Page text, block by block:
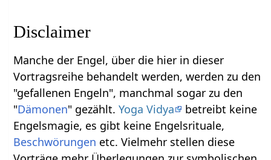
Disclaimer
Manche der Engel, über die hier in dieser
Vortragsreihe behandelt werden, werden zu den
"gefallenen Engeln", manchmal sogar zu den
"Dämonen" gezählt.Yoga Vidya
betreibt keine
Engelsmagie, es gibt keine Engelsrituale,
Beschwörungen etc. Vielmehr stellen diese